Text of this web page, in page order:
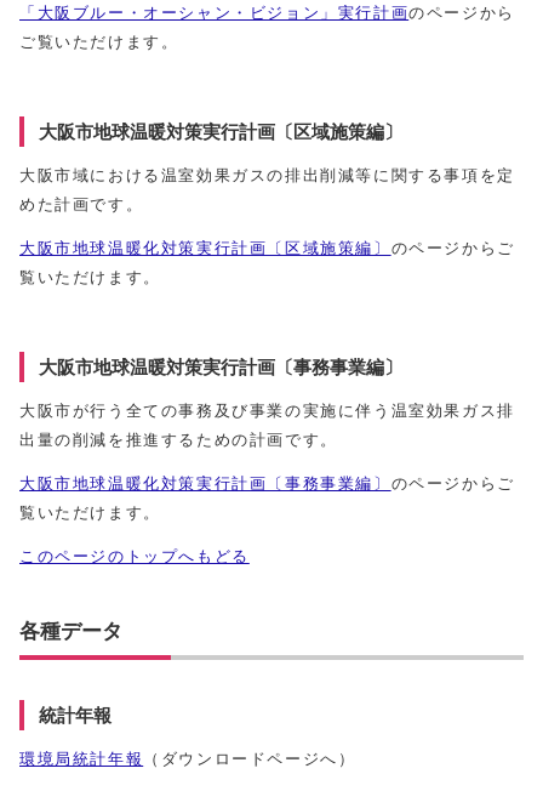
「大阪ブルー・オーシャン・ビジョン」実行計画のページから
ご覧いただけます。
大阪市地球温暖対策実行計画〔区域施策編〕
大阪市域における温室効果ガスの排出削減等に関する事項を定
めた計画です。
大阪市地球温暖化対策実行計画〔区域施策編〕 のページからご
覧いただけます。
大阪市地球温暖対策実行計画〔事務事業編〕
大阪市が行う全ての事務及び事業の実施に伴う温室効果ガス排
出量の削減を推進するための計画です。
大阪市地球温暖化対策実行計画〔事務事業編〕 のページからご
覧いただけます。
このページのトップへもどる
各種データ
統計年報
環境局統計年報 （ダウンロードページへ）